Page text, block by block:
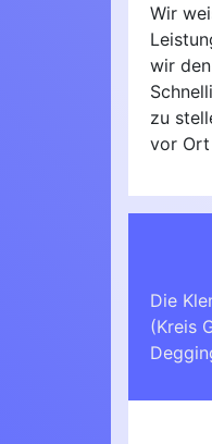
Wir
wir
zu
vor Ort
Die
(Kreis